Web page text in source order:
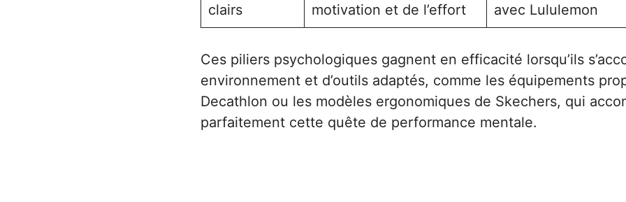
clairs
motivation et de l’effort
avec Lululemon
Ces piliers psychologiques gagnent en efficacité lorsqu’ils
environnement et d’outils adaptés, comme les équipements
Decathlon ou les modèles ergonomiques de Skechers, qui
parfaitement cette quête de performance mentale.